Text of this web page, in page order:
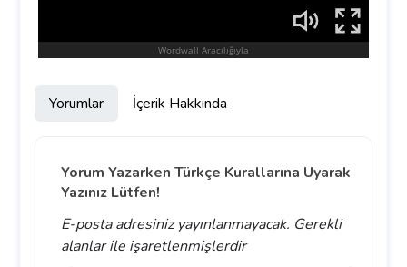
Yorumlar İçerik Hakkında
Yorum Yazarken Türkçe Kurallarına Uyarak
Yazınız Lütfen!
E-posta adresiniz yayınlanmayacak. Gerekli
alanlarile işaretlenmişlerdir